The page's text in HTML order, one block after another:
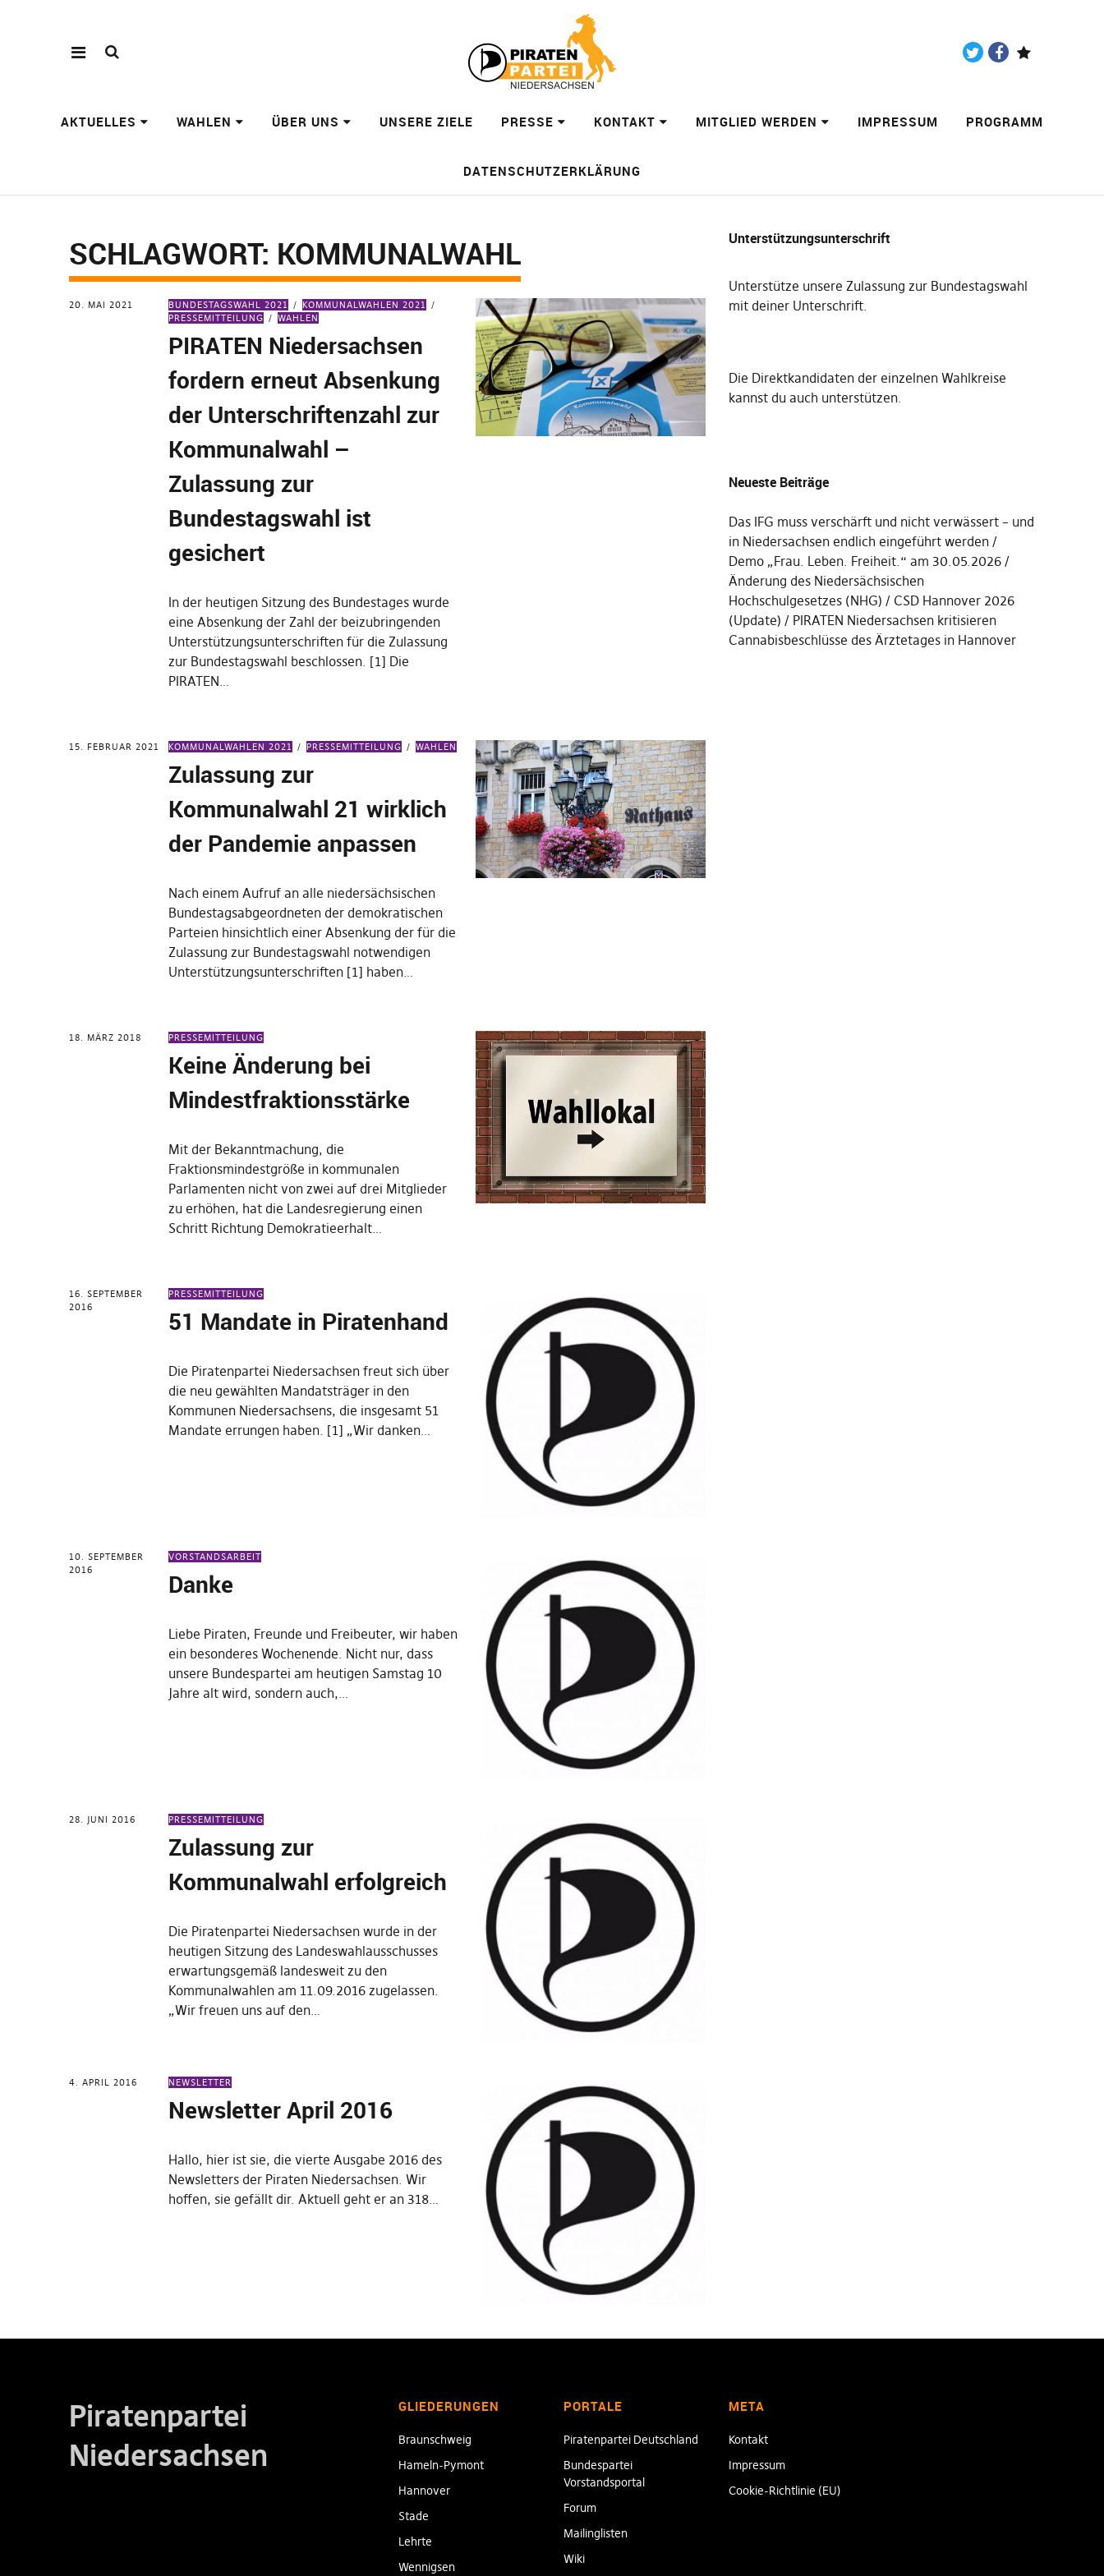
AKTUELLES WAHLEN ÜBER UNS UNSERE ZIELE PRESSE KONTAKT MITGLIED WERDEN IMPRESSUM PROGRAMM
DATENSCHUTZERKLÄRUNG
SCHLAGWORT: KOMMUNALWAHL
20. MAI 2021 BUNDESTAGSWAHL 2021
KOMMUNALWAHLEN 2021
PRESSEMITTEILUNG
WAHLEN
PIRATEN Niedersachsen
fordern erneut Absenkung
der Unterschriftenzahl zur
Kommunalwahl –
Zulassung zur
Bundestagswahl ist
gesichert
In der heutigen Sitzung des Bundestages wurde
eine Absenkung der Zahl der beizubringenden
Unterstützungsunterschriften für die Zulassung
zur Bundestagswahl beschlossen. [1] Die
PIRATEN…
15. FEBRUAR 2021 KOMMUNALWAHLEN 2021 PRESSEMITTEILUNG WAHLEN
Zulassung zur
Kommunalwahl 21 wirklich
der Pandemie anpassen
Nach einem Aufruf an alle niedersächsischen
Bundestagsabgeordneten der demokratischen
Parteien hinsichtlich einer Absenkung der für die
Zulassung zur Bundestagswahl notwendigen
Unterstützungsunterschriften [1] haben…
18. MÄRZ 2018 PRESSEMITTEILUNG
Keine Änderung bei
Mindestfraktionsstärke
Mit der Bekanntmachung, die
Fraktionsmindestgröße in kommunalen
Parlamenten nicht von zwei auf drei Mitglieder
zu erhöhen, hat die Landesregierung einen
Schritt Richtung Demokratieerhalt…
16. SEPTEMBER
2016
PRESSEMITTEILUNG
51 Mandate in Piratenhand
Die Piratenpartei Niedersachsen freut sich über
die neu gewählten Mandatsträger in den
Kommunen Niedersachsens, die insgesamt 51
Mandate errungen haben. [1] „Wir danken…
10. SEPTEMBER
2016
VORSTANDSARBEIT
Danke
Liebe Piraten, Freunde und Freibeuter, wir haben
ein besonderes Wochenende. Nicht nur, dass
unsere Bundespartei am heutigen Samstag 10
Jahre alt wird, sondern auch,…
28. JUNI 2016 PRESSEMITTEILUNG
Zulassung zur
Kommunalwahl erfolgreich
Die Piratenpartei Niedersachsen wurde in der
heutigen Sitzung des Landeswahlausschusses
erwartungsgemäß landesweit zu den
Kommunalwahlen am 11.09.2016 zugelassen.
„Wir freuen uns auf den…
4. APRIL 2016 NEWSLETTER
Newsletter April 2016
Hallo, hier ist sie, die vierte Ausgabe 2016 des
Newsletters der Piraten Niedersachsen. Wir
hoffen, sie gefällt dir. Aktuell geht er an 318…
Unterstützungsunterschrift
Unterstütze unsere Zulassung zur Bundestagswahl
mit deiner Unterschrift.
Die Direktkandidaten der einzelnen Wahlkreise
kannst du auch unterstützen.
Neueste Beiträge
Das IFG muss verschärft und nicht verwässert – und
in Niedersachsen endlich eingeführt werden
Demo „Frau. Leben. Freiheit.“ am 30.05.2026
Änderung des Niedersächsischen
Hochschulgesetzes (NHG)
CSD Hannover 2026
(Update)
PIRATEN Niedersachsen kritisieren
Cannabisbeschlüsse des Ärztetages in Hannover
Piratenpartei
Niedersachsen
GLIEDERUNGEN
Braunschweig
Hameln-Pymont
Hannover
Stade
Lehrte
Wennigsen
PORTALE
Piratenpartei Deutschland
Bundespartei
Vorstandsportal
Forum
Mailinglisten
Wiki
META
Kontakt
Impressum
Cookie-Richtlinie (EU)